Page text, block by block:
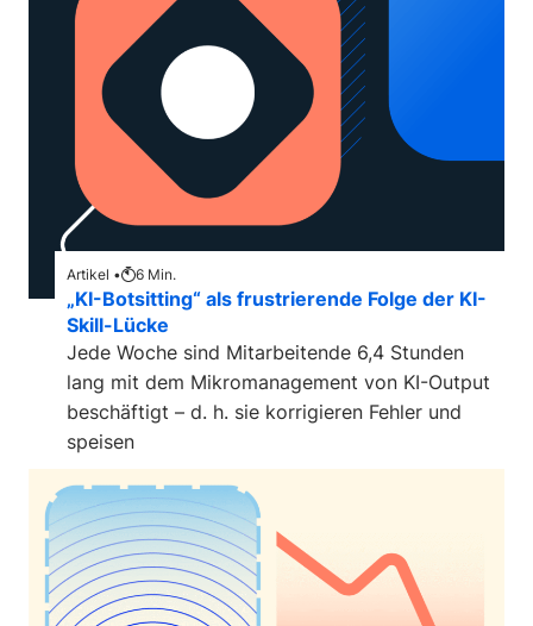
Artikel • 6 Min.
„KI-Botsitting“ als frustrierende Folge der KI-
Skill-Lücke
Jede Woche sind Mitarbeitende 6,4 Stunden
lang mit dem Mikromanagement von KI-Output
beschäftigt – d. h. sie korrigieren Fehler und
speisen